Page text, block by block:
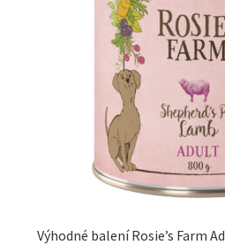
Výhodné balení Rosie’s Farm